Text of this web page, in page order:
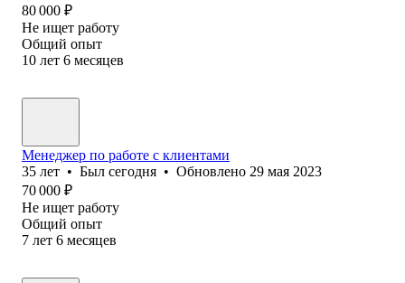
80 000 ₽
Не ищет работу
Общий опыт
10 лет 6 месяцев
Менеджер по работе с клиентами
35 лет • Был сегодня • Обновлено 29 мая 2023
70 000 ₽
Не ищет работу
Общий опыт
7 лет 6 месяцев